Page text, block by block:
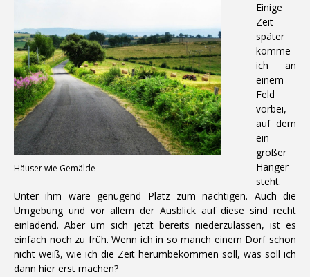
Häuser wie Gemälde
Einige
Zeit
später
komme
ich an
einem
Feld
vorbei,
auf dem
ein
großer
Hänger
steht.
Unter ihm wäre genügend Platz zum nächtigen. Auch die
Umgebung und vor allem der Ausblick auf diese sind recht
einladend. Aber um sich jetzt bereits niederzulassen, ist es
einfach noch zu früh. Wenn ich in so manch einem Dorf schon
nicht weiß, wie ich die Zeit herumbekommen soll, was soll ich
dann hier erst machen?